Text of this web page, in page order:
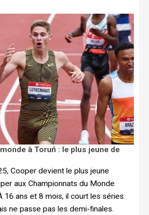
à Toruń : le plus jeune de
Cooper devient le plus jeune
aux Championnats du Monde
16 ans et 8 mois, il court les séries
ne passe pas les demi-finales.